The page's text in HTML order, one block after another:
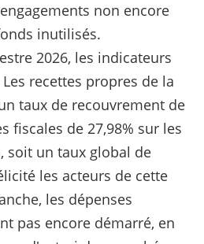
non encore
inutilisés.
2026, les indicateurs
recettes propres de la
taux de recouvrement de
fiscales de 27,98% sur les
soit un taux global de
les acteurs de cette
les dépenses
pas encore démarré, en